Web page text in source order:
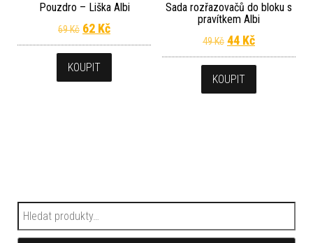
Pouzdro – Liška Albi
69Kč Původní cena byla: 69 Kč.
62 KčAktuální cena je: 62 Kč.
KOUPIT
Sada rozřazovačů do bloku s
pravítkem Albi
49Kč Původní cena
44 KčAktuální
KOUPIT
Hledat: